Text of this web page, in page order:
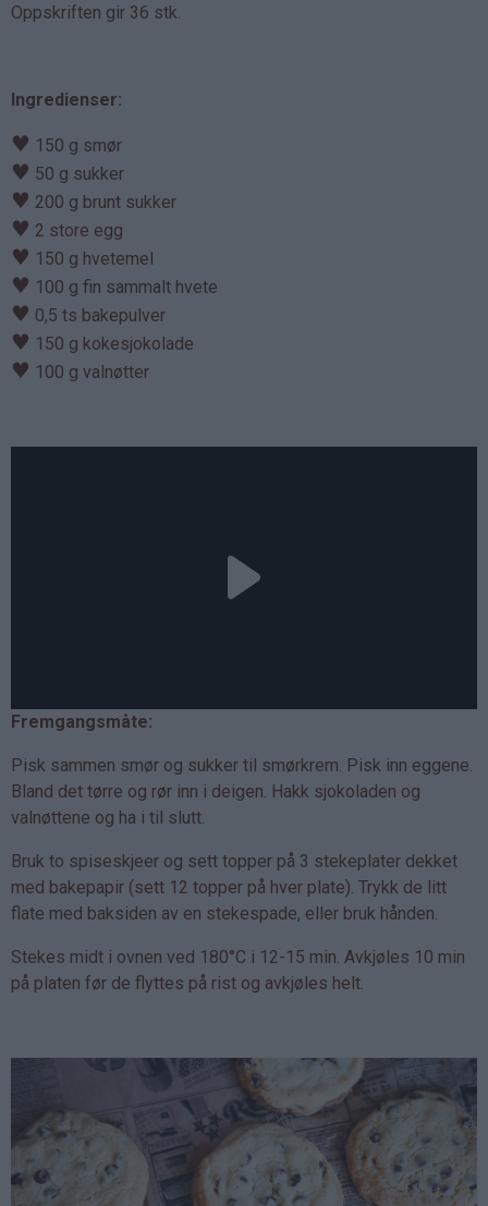
Oppskriften gir 36 stk.
Ingredienser:
♥ 150 g smør
♥ 50 g sukker
♥ 200 g brunt sukker
♥ 2 store egg
♥ 150 g hvetemel
♥ 100 g fin sammalt hvete
♥ 0,5 ts bakepulver
♥ 150 g kokesjokolade
♥ 100 g valnøtter
Fremgangsmåte:
Pisk sammen smør og sukker til smørkrem. Pisk inn eggene.
Bland det tørre og rør inn i deigen. Hakk sjokoladen og
valnøttene og ha i til slutt.
Bruk to spiseskjeer og sett topper på 3 stekeplater dekket
med bakepapir (sett 12 topper på hver plate). Trykk de litt
flate med baksiden av en stekespade, eller bruk hånden.
Stekes midt i ovnen ved 180°C i 12-15 min. Avkjøles 10 min
på platen før de flyttes på rist og avkjøles helt.